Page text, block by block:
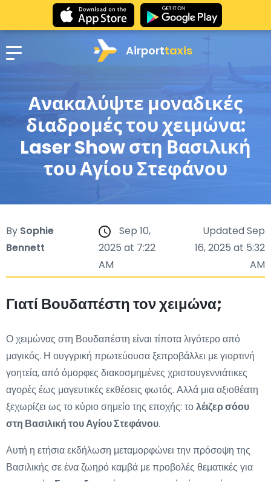
Airporttaxis
Ανακαλύψτε μοναδικές
διαδρομές του χειμώνα:
Laser Show στη Βασιλική
του Αγίου Στεφάνου
By Sophie
Bennett
Sep 10,
2025 at 7:22
AM
Updated Sep
16, 2025 at 5:32
AM
Γιατί Βουδαπέστη τον χειμώνα;
Ο χειμώνας στη Βουδαπέστη είναι τίποτα λιγότερο από
μαγικός. Η ουγγρική πρωτεύουσα ξεπροβάλλει με γιορτινή
γοητεία, από όμορφες διακοσμημένες χριστουγεννιάτικες
αγορές έως μαγευτικές εκθέσεις φωτός. Αλλά μια αξιοθέατη
ξεχωρίζει ως το κύριο σημείο της εποχής: τολέιζερ σόου
στη Βασιλική του Αγίου Στεφάνου.
Αυτή η ετήσια εκδήλωση μεταμορφώνει την πρόσοψη της
Βασιλικής σε ένα ζωηρό καμβά με προβολές θεματικές για